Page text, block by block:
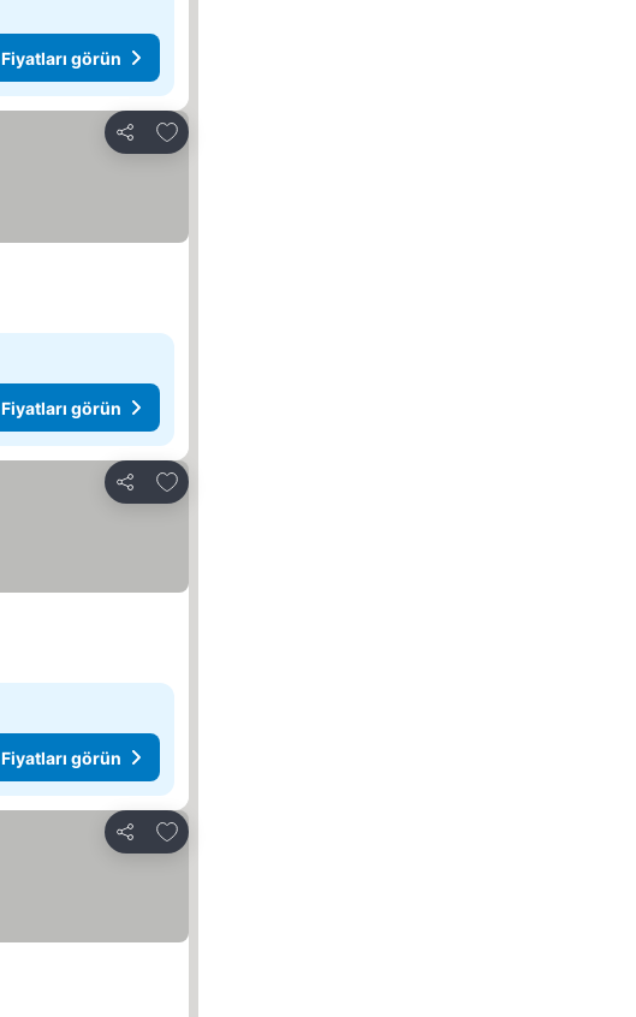
Fiyatları görün
Paylaş
Favorilerime ekle
Fiyatları görün
Paylaş
Favorilerime ekle
Fiyatları görün
Paylaş
Favorilerime ekle